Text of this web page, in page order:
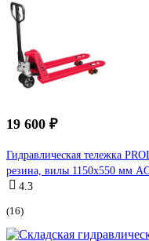
19 600 ₽
Гидравлическая тележка
резина, вилы 1150x550 мм
4.3
(16)